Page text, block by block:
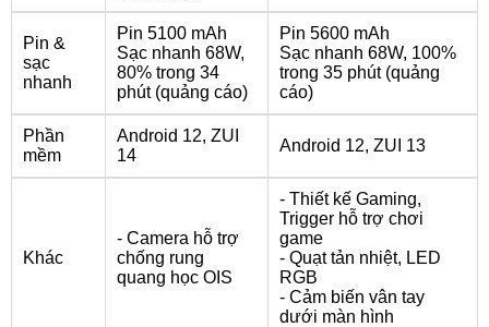
Pin &
sạc
nhanh
Pin 5100 mAh
Sạc nhanh 68W,
80% trong 34
phút (quảng cáo)
Pin 5600 mAh
Sạc nhanh 68W, 100%
trong 35 phút (quảng
cáo)
Phần
mềm
Android 12, ZUI
14
Android 12, ZUI 13
Khác
- Camera hỗ trợ
chống rung
quang học OIS
- Thiết kế Gaming,
Trigger hỗ trợ chơi
game
- Quạt tản nhiệt, LED
RGB
- Cảm biến vân tay
dưới màn hình